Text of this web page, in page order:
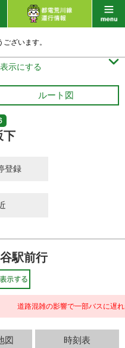
ざいます。
示にする 
ルート図
下
登録
駅前行
道路混雑の影響で一部バスに遅
図 時刻表